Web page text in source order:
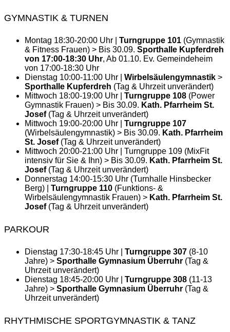
GYMNASTIK & TURNEN
Montag 18:30-20:00 Uhr | Turngruppe 101 (Gymnastik
& Fitness Frauen) > Bis 30.09. Sporthalle Kupferdreh
von 17:00-18:30 Uhr, Ab 01.10. Ev. Gemeindeheim
von 17:00-18:30 Uhr
Dienstag 10:00-11:00 Uhr | Wirbelsäulengymnastik >
Sporthalle Kupferdreh (Tag & Uhrzeit unverändert)
Mittwoch 18:00-19:00 Uhr | Turngruppe 108 (Power
Gymnastik Frauen) > Bis 30.09. Kath. Pfarrheim St.
Josef(Tag & Uhrzeit unverändert)
Mittwoch 19:00-20:00 Uhr | Turngruppe 107
(Wirbelsäulengymnastik) > Bis 30.09. Kath. Pfarrheim
St. Josef(Tag & Uhrzeit unverändert)
Mittwoch 20:00-21:00 Uhr | Turngruppe 109 (MixFit
intensiv für Sie & Ihn) > Bis 30.09. Kath. Pfarrheim St.
Josef(Tag & Uhrzeit unverändert)
Donnerstag 14:00-15:30 Uhr (Turnhalle Hinsbecker
Berg) | Turngruppe 110 (Funktions- &
Wirbelsäulengymnastik Frauen) > Kath. Pfarrheim St.
Josef(Tag & Uhrzeit unverändert)
PARKOUR
Dienstag 17:30-18:45 Uhr | Turngruppe 307 (8-10
Jahre) > Sporthalle Gymnasium Überruhr (Tag &
Uhrzeit unverändert)
Dienstag 18:45-20:00 Uhr | Turngruppe 308 (11-13
Jahre) > Sporthalle Gymnasium Überruhr (Tag &
Uhrzeit unverändert)
RHYTHMISCHE SPORTGYMNASTIK & TANZ